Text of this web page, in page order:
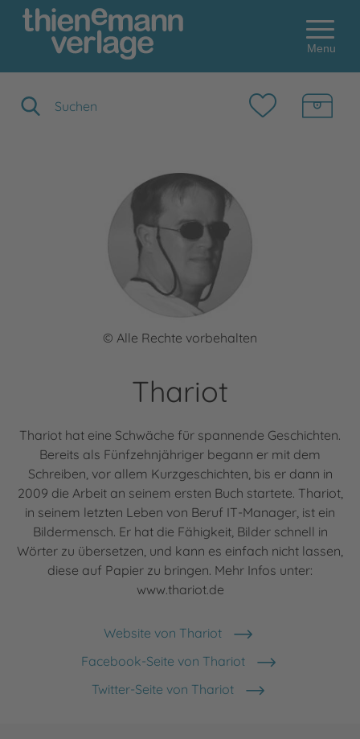
Menu
© Alle Rechte vorbehalten
Thariot
Thariot hat eine Schwäche für spannende Geschichten.
Bereits als Fünfzehnjähriger begann er mit dem
Schreiben, vor allem Kurzgeschichten, bis er dann in
2009 die Arbeit an seinem ersten Buch startete. Thariot,
in seinem letzten Leben von Beruf IT-Manager, ist ein
Bildermensch. Er hat die Fähigkeit, Bilder schnell in
Wörter zu übersetzen, und kann es einfach nicht lassen,
diese auf Papier zu bringen. Mehr Infos unter:
www.thariot.de
Website von Thariot
Facebook-Seite von Thariot
Twitter-Seite von Thariot